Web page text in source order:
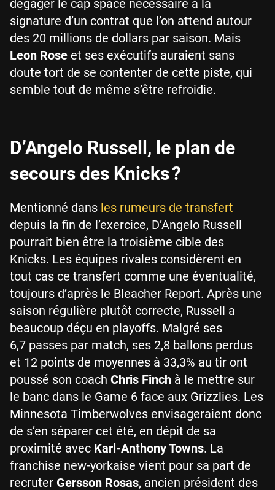
dégager le cap space nécessaire à la
signature d’un contrat que l’on attend autour
des 20 millions de dollars par saison. Mais
Leon Rose et ses exécutifs auraient sans
doute tort de se contenter de cette piste, qui
semble tout de même s’être refroidie.
D’Angelo Russell, le plan de
secours des Knicks ?
Mentionné dans les rumeurs de transfert
depuis la fin de l’exercice, D’Angelo Russell
pourrait bien être la troisième cible des
Knicks. Les équipes rivales considèrent en
tout cas ce transfert comme une éventualité,
toujours d’après le Bleacher Report. Après une
saison régulière plutôt correcte, Russell a
beaucoup déçu en playoffs. Malgré ses
6,7 passes par match, ses 2,8 ballons perdus
et 12 points de moyennes à 33,3% au tir ont
poussé son coach Chris Finch à le mettre sur
le banc dans le Game 6 face aux Grizzlies. Les
Minnesota Timberwolves envisageraient donc
de s’en séparer cet été, en dépit de sa
proximité avec Karl-Anthony Towns. La
franchise new-yorkaise vient pour sa part de
recruter Gersson Rosas, ancien président des